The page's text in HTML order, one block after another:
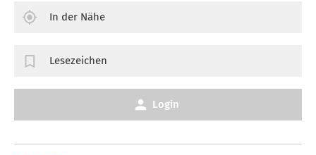
In der Nähe
Lesezeichen
Login